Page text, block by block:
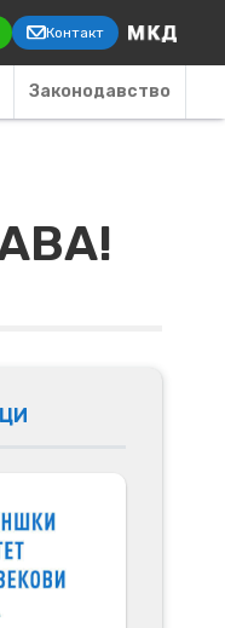
Контакт
Законодавство